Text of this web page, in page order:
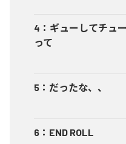
4 ： ギューしてチュ
って
5 ： だったな、、
6 ： END ROLL